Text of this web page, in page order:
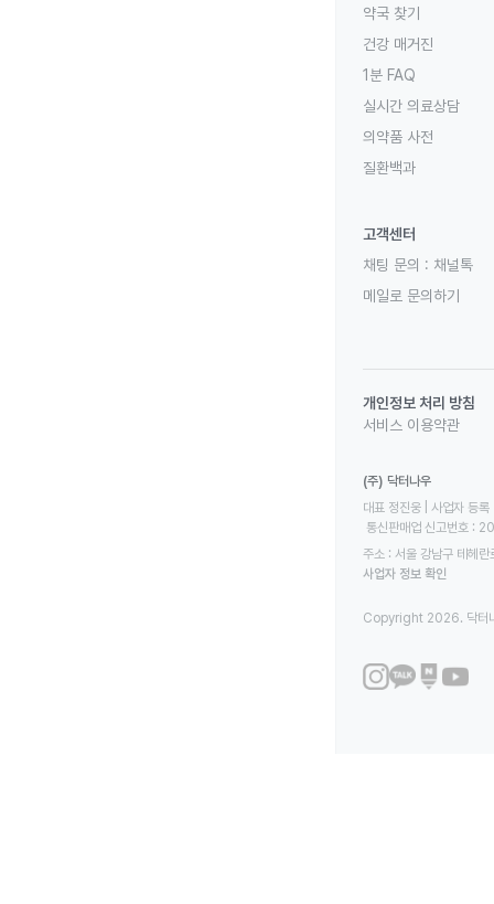
약국 찾기
건강 매거진
1분 FAQ
실시간 의료상담
의약품 사전
질환백과
고객센터
채팅 문의 : 채널톡
메일로 문의하기
개인정보 처리 방침
서비스 이용약관
(주) 닥터나우
대표 정진웅 | 사업자
통신판매업 신고번호
주소 : 서울 강남구 테헤
사업자 정보 확인
Copyright 2026. 닥터